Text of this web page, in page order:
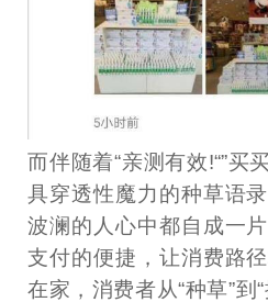
而伴随着“亲测有效!“”买
具穿透性魔力的种草语
波澜的人心中都自成一
支付的便捷，让消费路
在家，消费者从“种草”到